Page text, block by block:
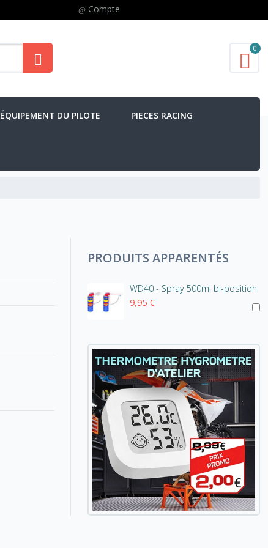
Compte
0
ÉQUIPEMENT DU PILOTE PIECES RACING
PRODUITS APPARENTÉS
WD40 - Spray 500ml bi-position
9,95 €